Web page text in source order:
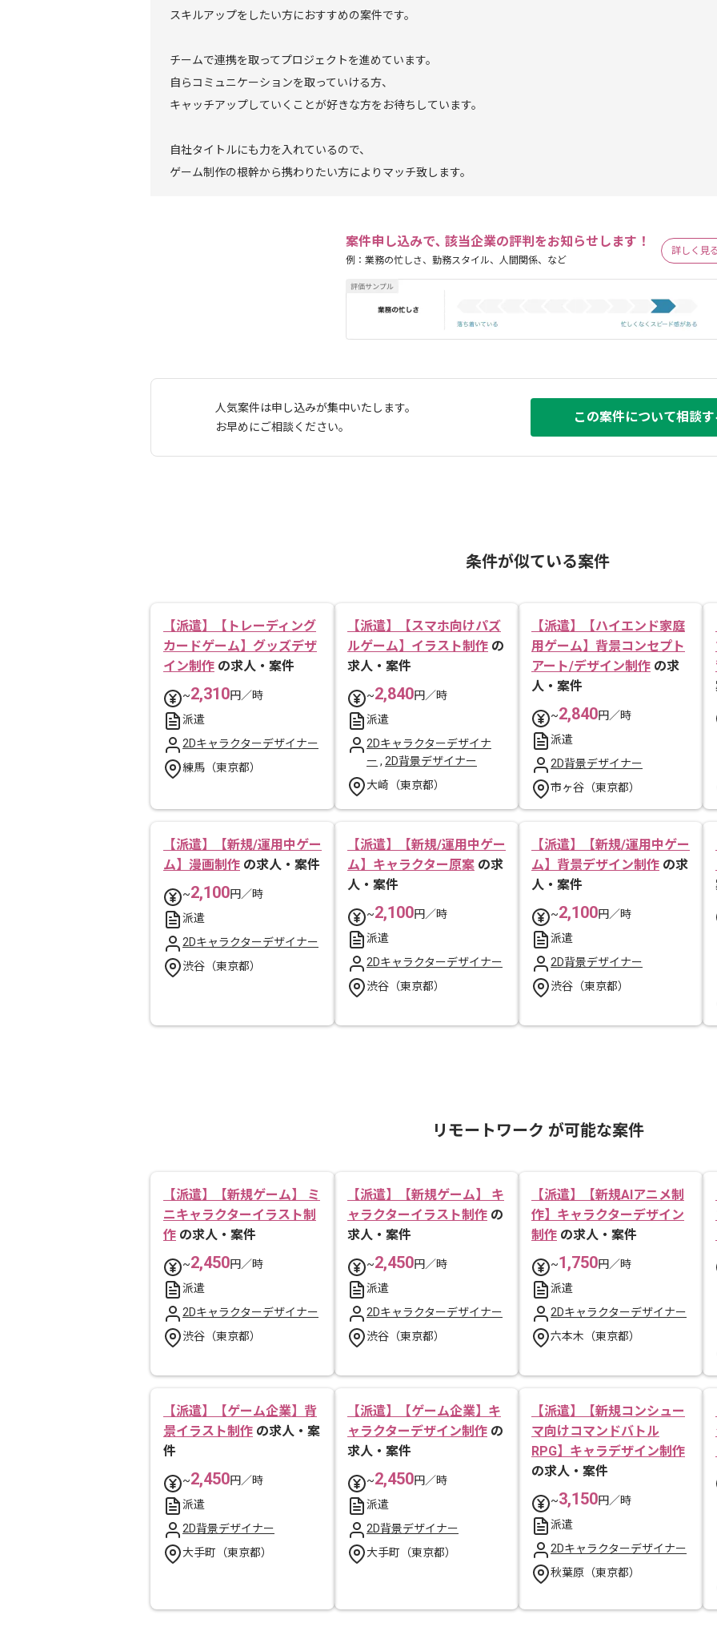
スキルアップをしたい方におすすめの案件です。
チームで連携を取ってプロジェクトを進めています。
自らコミュニケーションを取っていける方、
キャッチアップしていくことが好きな方をお待ちしています。
自社タイトルにも力を入れているので、
ゲーム制作の根幹から携わりたい方によりマッチ致します。
案件申し込みで､ 該当企業の評判をお知らせします！
例：業務の忙しさ、勤務スタイル、人間関係、など
詳しく見る
人気案件は申し込みが集中いたします。
お早めにご相談ください。
この案件について相談す
条件が似ている案件
【派遣】【トレーディング
カードゲーム】グッズデザ
イン制作 の求人・案件
~2,310円／時
派遣
2Dキャラクターデザイナー
練馬（東京都）
【派遣】【スマホ向けパズ
ルゲーム】イラスト制作 の
求人・案件
~2,840円／時
派遣
2Dキャラクターデザイナ
ー , 2D背景デザイナー
大崎（東京都）
【派遣】【ハイエンド家庭
用ゲーム】背景コンセプト
アート/デザイン制作 の求
人・案件
~2,840円／時
派遣
2D背景デザイナー
市ヶ谷（東京都）
【派遣】【新規/運用中ゲー
ム】漫画制作 の求人・案件
~2,100円／時
派遣
2Dキャラクターデザイナー
渋谷（東京都）
【派遣】【新規/運用中ゲー
ム】キャラクター原案 の求
人・案件
~2,100円／時
派遣
2Dキャラクターデザイナー
渋谷（東京都）
【派遣】【新規/運用中ゲー
ム】背景デザイン制作 の求
人・案件
~2,100円／時
派遣
2D背景デザイナー
渋谷（東京都）
リモートワーク が可能な案件
【派遣】【新規ゲーム】 ミ
ニキャラクターイラスト制
作 の求人・案件
~2,450円／時
派遣
2Dキャラクターデザイナー
渋谷（東京都）
【派遣】【新規ゲーム】 キ
ャラクターイラスト制作 の
求人・案件
~2,450円／時
派遣
2Dキャラクターデザイナー
渋谷（東京都）
【派遣】【新規AIアニメ制
作】キャラクターデザイン
制作 の求人・案件
~1,750円／時
派遣
2Dキャラクターデザイナー
六本木（東京都）
【派遣】【ゲーム企業】背
景イラスト制作 の求人・案
件
~2,450円／時
派遣
2D背景デザイナー
大手町（東京都）
【派遣】【ゲーム企業】キ
ャラクターデザイン制作 の
求人・案件
~2,450円／時
派遣
2D背景デザイナー
大手町（東京都）
【派遣】【新規コンシュー
マ向けコマンドバトル
RPG】キャラデザイン制作
の求人・案件
~3,150円／時
派遣
2Dキャラクターデザイナー
秋葉原（東京都）